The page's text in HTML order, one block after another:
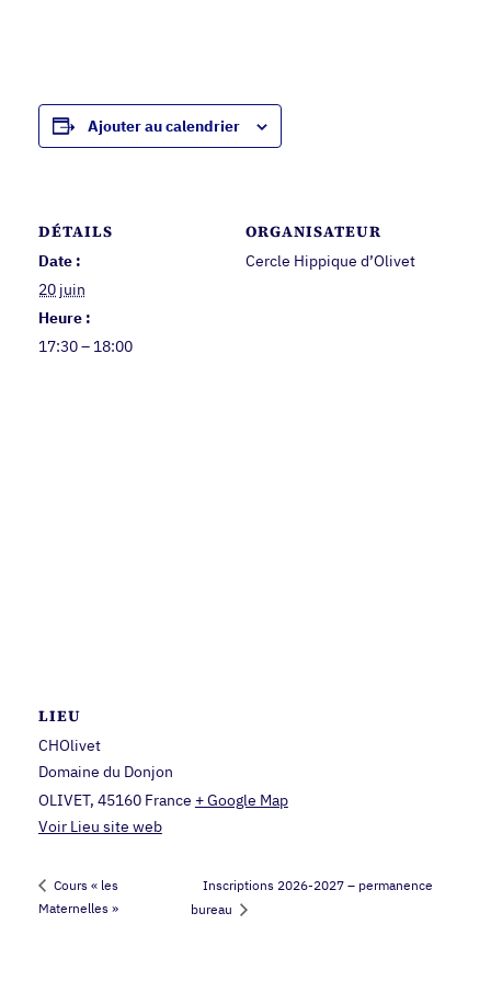
Ajouter au calendrier
DÉTAILS
Date :
20 juin
Heure :
17:30 – 18:00
ORGANISATEUR
Cercle Hippique d’Olivet
LIEU
CHOlivet
Domaine du Donjon
OLIVET, 45160 France + Google Map
Voir Lieu site web
Cours « les
Maternelles »
Inscriptions 2026-2027 – permanence
bureau